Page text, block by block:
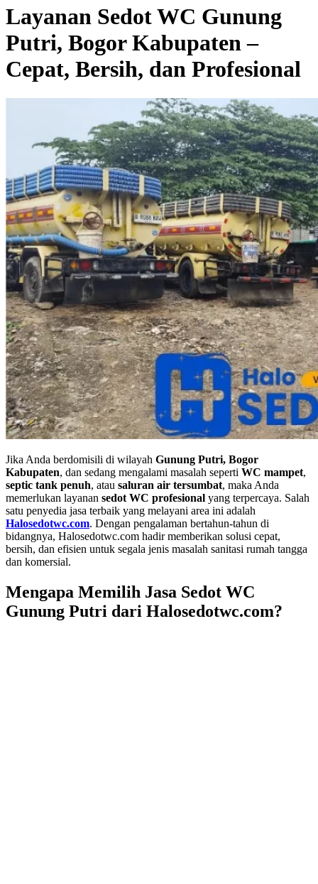
Layanan Sedot WC Gunung
Putri, Bogor Kabupaten –
Cepat, Bersih, dan Profesional
Jika Anda berdomisili di wilayah Gunung Putri, Bogor
Kabupaten, dan sedang mengalami masalah seperti WC mampet,
septic tank penuh, atau saluran air tersumbat, maka Anda
memerlukan layanan sedot WC profesional yang terpercaya. Salah
satu penyedia jasa terbaik yang melayani area ini adalah
Halosedotwc.com. Dengan pengalaman bertahun-tahun di
bidangnya, Halosedotwc.com hadir memberikan solusi cepat,
bersih, dan efisien untuk segala jenis masalah sanitasi rumah tangga
dan komersial.
Mengapa Memilih Jasa Sedot WC
Gunung Putri dari Halosedotwc.com?